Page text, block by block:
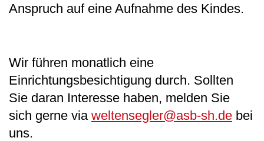
Anspruch auf eine Aufnahme des Kindes.
Wir führen monatlich eine
Einrichtungsbesichtigung durch. Sollten
Sie daran Interesse haben, melden Sie
sich gerne via weltensegler@asb-sh.de bei
uns.